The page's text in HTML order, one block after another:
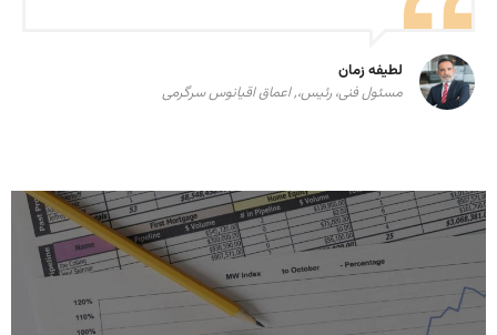
لطیفه زمان
مسئول فنی، رئیس،, اعماق اقیانوس سرگرمی